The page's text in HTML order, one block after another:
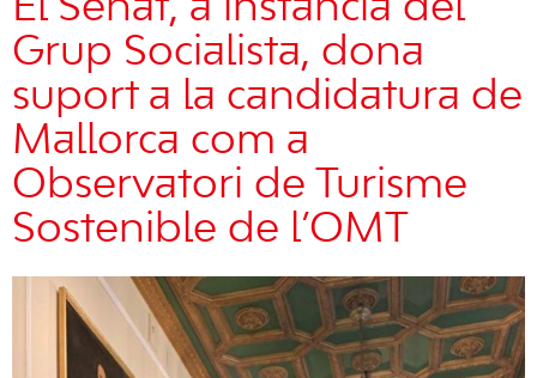
El Senat, a instància del
Grup Socialista, dona
suport a la candidatura de
Mallorca com a
Observatori de Turisme
Sostenible de l’OMT